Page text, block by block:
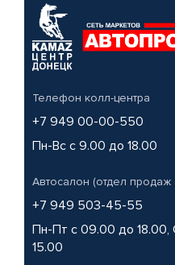
Телефон колл-центра
+7 949 00-00-550
Пн-Вс с 9.00 до 18.00
Автосалон (отдел
+7 949 503-45-55
Пн-Пт с 09.00 до 18.00,
15.00